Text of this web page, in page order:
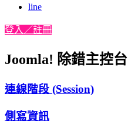
line
登入／註冊
Joomla! 除錯主控台
連線階段 (Session)
側寫資訊